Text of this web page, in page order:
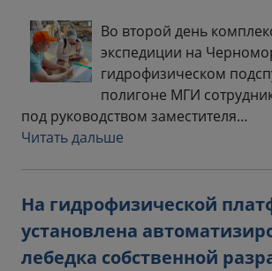
Во второй день
экспедиции на
гидрофизическом
полигоне МГИ
под руководством заместителя…
Читать дальше
На гидрофизической
установлена
лебедка собственной